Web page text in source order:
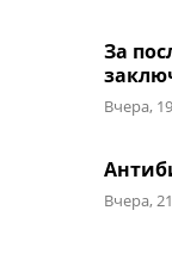
За
Вчера,
Вчера,